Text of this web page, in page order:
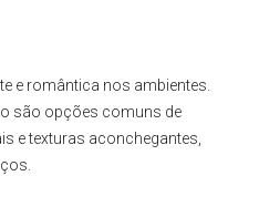
e romântica nos ambientes.
são opções comuns de
e texturas aconchegantes,